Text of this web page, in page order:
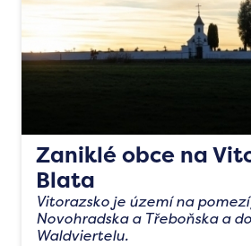
Zaniklé obce na
Blata
Vitorazsko je území na
Novohradska a Třeboňska a
Waldviertelu.